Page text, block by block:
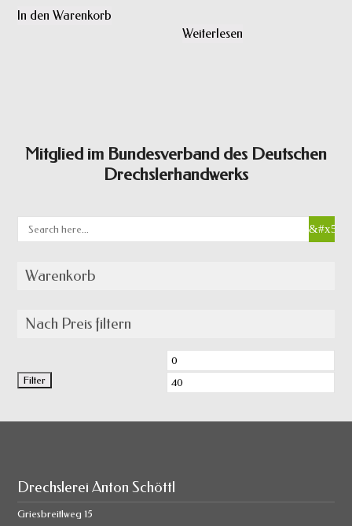
In den Warenkorb
Weiterlesen
Mitglied im Bundesverband des Deutschen
Drechslerhandwerks
Warenkorb
Nach Preis filtern
Min.
Preis
Filter
Drechslerei Anton Schöttl
Griesbreitlweg 15